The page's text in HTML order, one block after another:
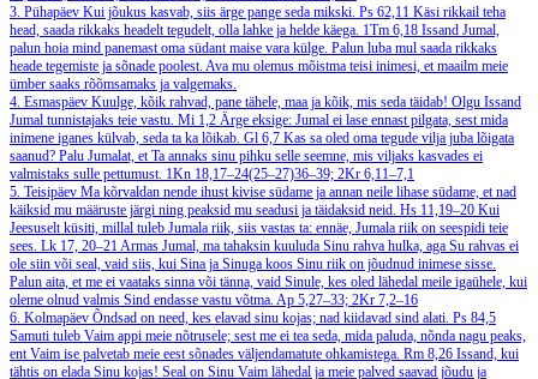
3. Pühapäev Kui jõukus kasvab, siis ärge pange seda mikski. Ps 62,11 Käsi rikkail teha
head, saada rikkaks headelt tegudelt, olla lahke ja helde käega. 1Tm 6,18 Issand Jumal,
palun hoia mind panemast oma südant maise vara külge. Palun luba mul saada rikkaks
heade tegemiste ja sõnade poolest. Ava mu olemus mõistma teisi inimesi, et maailm meie
ümber saaks rõõmsamaks ja valgemaks.
4. Esmaspäev Kuulge, kõik rahvad, pane tähele, maa ja kõik, mis seda täidab! Olgu Issand
Jumal tunnistajaks teie vastu. Mi 1,2 Ärge eksige: Jumal ei lase ennast pilgata, sest mida
inimene iganes külvab, seda ta ka lõikab. Gl 6,7 Kas sa oled oma tegude vilja juba lõigata
saanud? Palu Jumalat, et Ta annaks sinu pihku selle seemne, mis viljaks kasvades ei
valmistaks sulle pettumust. 1Kn 18,17–24(25–27)36–39; 2Kr 6,11–7,1
5. Teisipäev Ma kõrvaldan nende ihust kivise südame ja annan neile lihase südame, et nad
käiksid mu määruste järgi ning peaksid mu seadusi ja täidaksid neid. Hs 11,19–20 Kui
Jeesuselt küsiti, millal tuleb Jumala riik, siis vastas ta: ennäe, Jumala riik on seespidi teie
sees. Lk 17, 20–21Armas Jumal, ma tahaksin kuuluda Sinu rahva hulka, aga Su rahvas ei
ole siin või seal, vaid siis, kui Sina ja Sinuga koos Sinu riik on jõudnud inimese sisse.
Palun aita, et me ei vaataks sinna või tänna, vaid Sinule, kes oled lähedal meile igaühele, kui
oleme olnud valmis Sind endasse vastu võtma. Ap 5,27–33; 2Kr 7,2–16
6. Kolmapäev Õndsad on need, kes elavad sinu kojas; nad kiidavad sind alati. Ps 84,5
Samuti tuleb Vaim appi meie nõtrusele; sest me ei tea seda, mida paluda, nõnda nagu peaks,
ent Vaim ise palvetab meie eest sõnades väljendamatute ohkamistega. Rm 8,26 Issand, kui
tähtis on elada Sinu kojas! Seal on Sinu Vaim lähedal ja meie palved saavad jõudu ja